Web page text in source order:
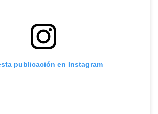
publicación en Instagram